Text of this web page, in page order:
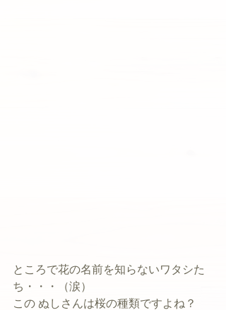
ところで花の名前を知らないワタシた
ち・・・（涙）
この ぬしさんは桜の種類ですよね？